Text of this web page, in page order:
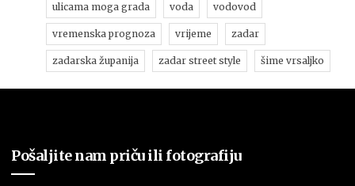
ulicama moga grada voda vodovod
vremenska prognoza vrijeme zadar
zadarska županija zadar street style šime vrsaljko
Pošaljite nam priču ili fotografiju